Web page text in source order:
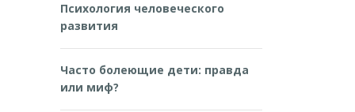
Психология человеческого
развития
Часто болеющие дети: правда
или миф?